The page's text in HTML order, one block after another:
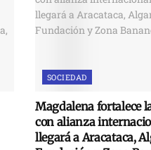
SOCIEDAD
Magdalena fortalece
con alianza
llegará a Aracataca,